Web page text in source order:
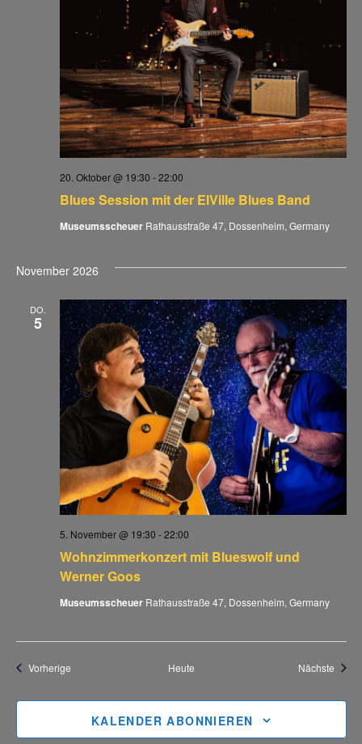
Blues Session mit der ElVille Blues Band
20. Oktober @ 19:30 -22:00
Museumsscheuer Rathausstraße 47, Dossenheim, Germany
November 2026
DO.
5
Wohnzimmerkonzert mit Blueswolf und
Werner Goos
5. November @ 19:30 -22:00
Museumsscheuer Rathausstraße 47, Dossenheim, Germany
VorherigeVeranstaltungen Heute Nächste
KALENDER ABONNIEREN